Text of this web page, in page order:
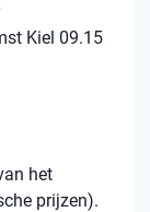
Kiel 09.15
het
prijzen).